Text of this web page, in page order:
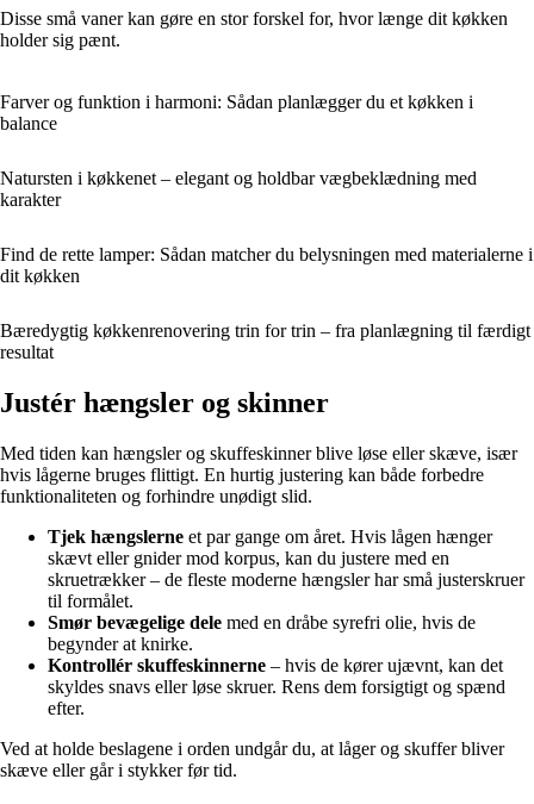
Disse små vaner kan gøre en stor forskel for, hvor længe dit køkken
holder sig pænt.
Farver og funktion i harmoni: Sådan planlægger du et køkken i
balance
Natursten i køkkenet – elegant og holdbar vægbeklædning med
karakter
Find de rette lamper: Sådan matcher du belysningen med materialerne i
dit køkken
Bæredygtig køkkenrenovering trin for trin – fra planlægning til færdigt
resultat
Justér hængsler og skinner
Med tiden kan hængsler og skuffeskinner blive løse eller skæve, især
hvis lågerne bruges flittigt. En hurtig justering kan både forbedre
funktionaliteten og forhindre unødigt slid.
Tjek hængslerne et par gange om året. Hvis lågen hænger
skævt eller gnider mod korpus, kan du justere med en
skruetrækker – de fleste moderne hængsler har små justerskruer
til formålet.
Smør bevægelige dele med en dråbe syrefri olie, hvis de
begynder at knirke.
Kontrollér skuffeskinnerne – hvis de kører ujævnt, kan det
skyldes snavs eller løse skruer. Rens dem forsigtigt og spænd
efter.
Ved at holde beslagene i orden undgår du, at låger og skuffer bliver
skæve eller går i stykker før tid.